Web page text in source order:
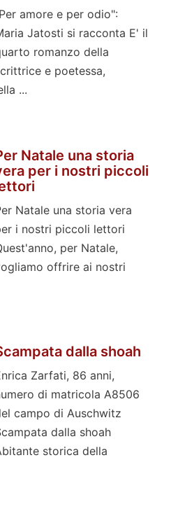
amore e per odio":
Jatosti si racconta E' il
romanzo della
e poetessa,
...
Natale una storia
per i nostri piccoli
Natale una storia vera
i nostri piccoli lettori
per Natale,
offrire ai nostri
dalla shoah
Zarfati, 86 anni,
di matricola A8506
campo di Auschwitz
dalla shoah
storica della